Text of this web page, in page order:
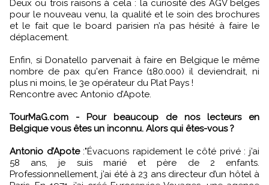
Deux ou trois raisons à cela : la curiosité des AGV belges
pour le nouveau venu, la qualité et le soin des brochures
et le fait que le board parisien n’a pas hésité à faire le
déplacement.
Enfin, si Donatello parvenait à faire en Belgique le même
nombre de pax qu'en France (180.000) il deviendrait, ni
plus ni moins, le 3e opérateur du Plat Pays !
Rencontre avec Antonio d’Apote.
TourMaG.com - Pour beaucoup de nos lecteurs en
Belgique vous êtes un inconnu. Alors qui êtes-vous ?
Antonio d’Apote:"Évacuons rapidement le côté privé : j’ai
58 ans, je suis marié et père de 2 enfants.
Professionnellement, j’ai été à 23 ans directeur d’un hôtel à